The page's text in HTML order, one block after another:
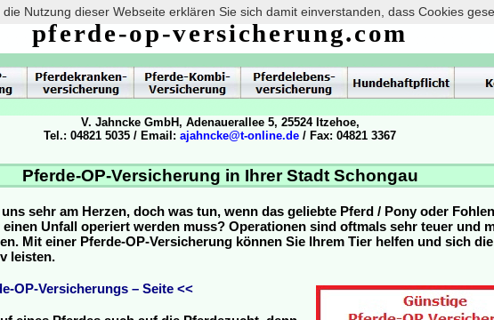
Nutzung dieser Webseite erklären Sie sich damit einverstanden, dass Cookies
Pferde-OP-Versicherung in Ihrer Stadt Schongau
sehr am Herzen, doch was tun, wenn das geliebte Pferd / Pony oder
Unfall operiert werden muss? Operationen sind oftmals sehr teuer und
Mit einer Pferde-OP-Versicherung können Sie Ihrem Tier helfen und sich die
leisten.
OP-Versicherungs – Seite <<
pferde-op-versicherung.com
V. Jahncke GmbH, Adenauerallee 5, 25524 Itzehoe,
Tel.: 04821 5035 / Email: ajahncke@t-online.de / Fax: 04821 3367